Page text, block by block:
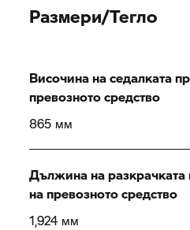
Размери/Тегло
Височина на седалката
превозното средство
865 мм
Дължина на разкрачката
на превозното средство
1,924 мм